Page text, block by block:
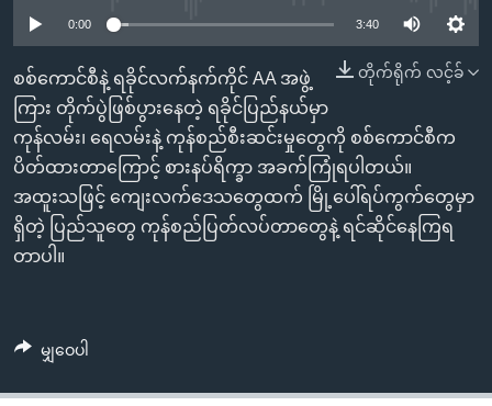
စာမျက်နှာ
သို့
ကျော်
ကြည့်
ရန်
ရှာဖွေ
ရန်
ကျော်
ဗွီအိုအေ လူမှုကွန်ယက်များ
ဘာသာစကားများ
0:00 3:40
တိုက်ရိုက် လင့်ခ်
စစ်ကောင်စီနဲ့ ရခိုင်လက်နက်ကိုင် AA အဖွဲ့
ကြား တိုက်ပွဲဖြစ်ပွားနေတဲ့ ရခိုင်ပြည်နယ်မှာ
ကုန်လမ်း၊ ရေလမ်းနဲ့ ကုန်စည်စီးဆင်းမှုတွေကို စစ်ကောင်စီက
ပိတ်ထားတာကြောင့် စားနပ်ရိက္ခာ အခက်ကြုံရပါတယ်။
အထူးသဖြင့် ကျေးလက်ဒေသတွေထက် မြို့ပေါ်ရပ်ကွက်တွေမှာ
ရှိတဲ့ ပြည်သူတွေ ကုန်စည်ပြတ်လပ်တာတွေနဲ့ ရင်ဆိုင်နေကြရ
တာပါ။
မျှဝေပါ